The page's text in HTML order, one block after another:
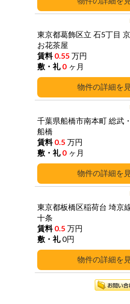
詳細
東京都葛飾区立 石5丁目
お花茶屋
0.55 万円
0 ヶ月
詳細
千葉県船橋市南本町 総武
船橋
0.5 万円
0 ヶ月
詳細
東京都板橋区稲荷台 埼京
十条
0.5 万円
0円